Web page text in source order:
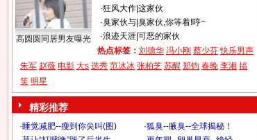
高圆圆同居男友曝光
·狂风大作| 这家伙
·臭家伙与| 臭家伙,你等着!哼~
·浪迹天涯| 可恶的家伙
热点标签： 刘德华 冯小刚 蔡少芬 快乐男声
朱军 赵薇 电影 大s 选秀 范冰冰 张柏芝 苏醒 郑钧 春晚 李湘 搞
笑 明星
精彩推荐
·睡觉减肥--瘦到你尖叫(图) ·狐臭--腋臭--全球揭秘！